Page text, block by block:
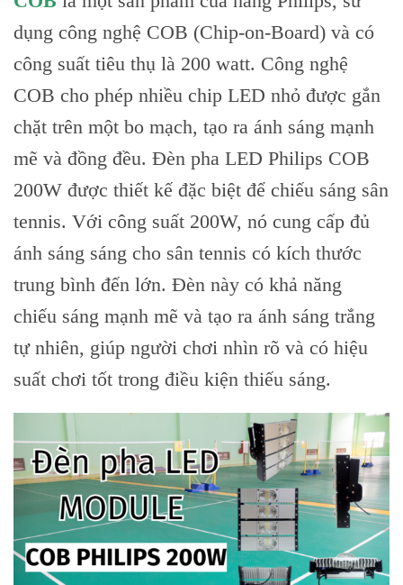
dụng công nghệ COB (Chip-on-Board) và có
công suất tiêu thụ là 200 watt. Công nghệ
COB cho phép nhiều chip LED nhỏ được gắn
chặt trên một bo mạch, tạo ra ánh sáng mạnh
mẽ và đồng đều. Đèn pha LED Philips COB
200W được thiết kế đặc biệt để chiếu sáng sân
tennis. Với công suất 200W, nó cung cấp đủ
ánh sáng sáng cho sân tennis có kích thước
trung bình đến lớn. Đèn này có khả năng
chiếu sáng mạnh mẽ và tạo ra ánh sáng trắng
tự nhiên, giúp người chơi nhìn rõ và có hiệu
suất chơi tốt trong điều kiện thiếu sáng.